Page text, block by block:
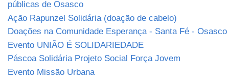
públicas de Osasco
Ação Rapunzel Solidária (doação de cabelo)
Doações na Comunidade Esperança - Santa Fé - Osasco
Evento UNIÃO É SOLIDARIEDADE
Páscoa Solidária Projeto Social Força Jovem
Evento Missão Urbana